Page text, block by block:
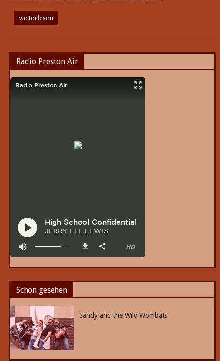
weiterlesen
Radio Preston Air
Schon gesehen
Sandy and the Wild Wombats